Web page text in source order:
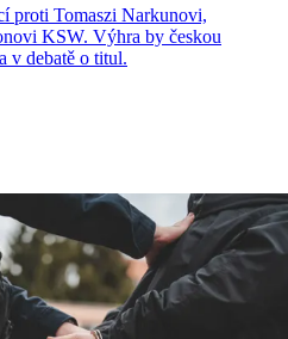
proti Tomaszi Narkunovi,
KSW. Výhra by českou
v debatě o titul.